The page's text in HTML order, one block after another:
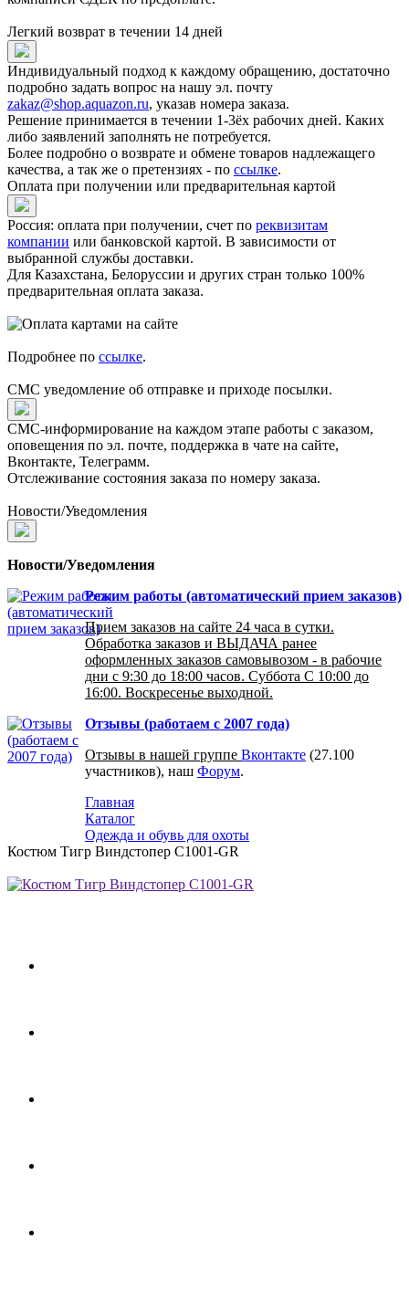
Легкий возврат в течении 14 дней
Индивидуальный подход к каждому обращению, достаточно
подробно задать вопрос на нашу эл. почту
zakaz@shop.aquazon.ru, указав номера заказа.
Решение принимается в течении 1-3ёх рабочих дней. Каких
либо заявлений заполнять не потребуется.
Более подробно о возврате и обмене товаров надлежащего
качества, а так же о претензиях - по ссылке.
Оплата при получении или предварительная картой
Россия: оплата при получении, счет по реквизитам
компании или банковской картой. В зависимости от
выбранной службы доставки.
Для Казахстана, Белоруссии и других стран только 100%
предварительная оплата заказа.
Подробнее по ссылке.
СМС уведомление об отправке и приходе посылки.
СМС-информирование на каждом этапе работы с заказом,
оповещения по эл. почте, поддержка в чате на сайте,
Вконтакте, Телеграмм.
Отслеживание состояния заказа по номеру заказа.
Новости/Уведомления
Новости/Уведомления
Режим работы (автоматический прием заказов)
Прием заказов на сайте 24 часа в сутки.
Обработка заказов и ВЫДАЧА ранее
оформленных заказов самовывозом - в рабочие
дни с 9:30 до 18:00 часов. Суббота С 10:00 до
16:00. Воскресенье выходной.
Отзывы (работаем с 2007 года)
Отзывы в нашей группе Вконтакте (27.100
участников), наш Форум.
Главная
Каталог
Одежда и обувь для охоты
Костюм Тигр Виндстопер C1001-GR